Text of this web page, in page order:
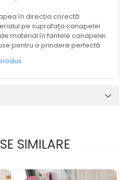
în direcția corectă
pe suprafața canapelei
material în fantele canapelei
pentru o prindere perfectă
SIMILARE